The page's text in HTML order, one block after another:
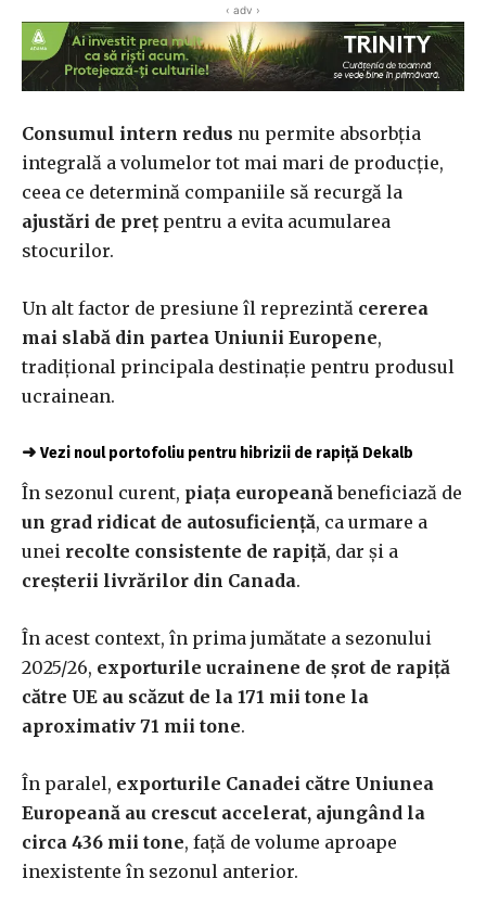
‹ adv ›
Consumul intern redus nu permite absorbția
integrală a volumelor tot mai mari de producție,
ceea ce determină companiile să recurgă la
ajustări de preț pentru a evita acumularea
stocurilor.
Un alt factor de presiune îl reprezintă cererea
mai slabă din partea Uniunii Europene,
tradițional principala destinație pentru produsul
ucrainean.
➜ Vezi noul portofoliu pentru hibrizii de rapiță Dekalb
În sezonul curent, piața europeană beneficiază de
un grad ridicat de autosuficiență, ca urmare a
unei recolte consistente de rapiță, dar și a
creșterii livrărilor din Canada.
În acest context, în prima jumătate a sezonului
2025/26, exporturile ucrainene de șrot de rapiță
către UE au scăzut de la 171 mii tone la
aproximativ 71 mii tone.
În paralel, exporturile Canadei către Uniunea
Europeană au crescut accelerat, ajungând la
circa 436 mii tone, față de volume aproape
inexistente în sezonul anterior.